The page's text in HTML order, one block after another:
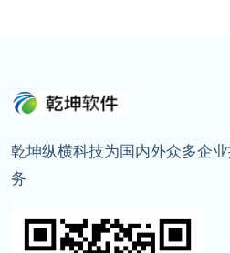
乾坤纵横科技为国内外众多企
务